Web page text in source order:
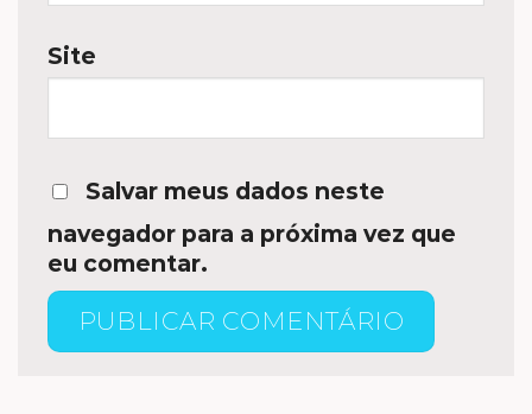
Site
Salvar meus dados neste
navegador para a próxima vez que
eu comentar.